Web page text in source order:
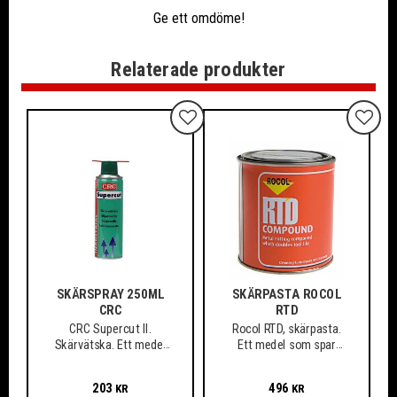
Ge ett omdöme!
Relaterade produkter
SKÄRSPRAY 250ML
CRC
CRC Supercut II.
Skärvätska. Ett medel
203 KR
Lägg till i favoriter
SKÄRPASTA ROCOL
RTD
Rocol RTD, skärpasta.
Ett medel som spar
mest svårbearbetade
496 KR
Lägg